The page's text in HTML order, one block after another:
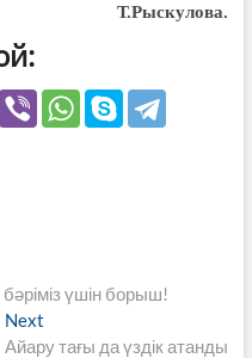
Т.Рыскулова.
бәріміз үшін борыш!
Next
post:
Айару тағы да үздік атанды